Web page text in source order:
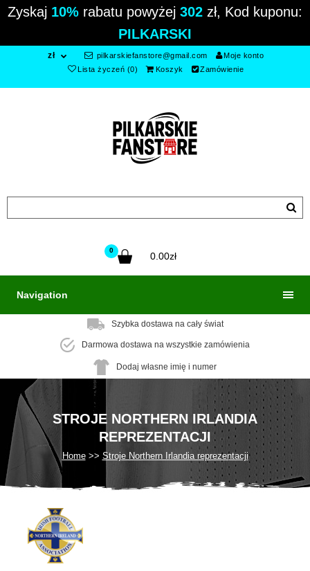
Zyskaj 10% rabatu powyżej 302 zł, Kod kuponu:
PILKARSKI
zł pilkarskiefanstore@gmail.com
Moje konto
Lista życzeń (0)
Koszyk Zamówienie
0
0.00zł
Navigation
Szybka dostawa na cały świat
Darmowa dostawa na wszystkie zamówienia
Dodaj własne imię i numer
STROJE NORTHERN IRLANDIA
REPREZENTACJI
Home Stroje Northern Irlandia reprezentacji